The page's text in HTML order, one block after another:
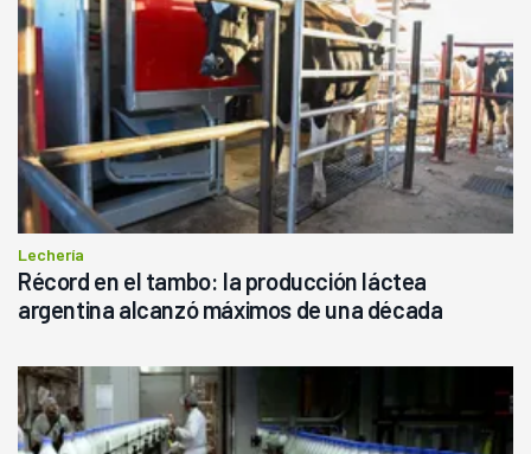
Lechería
Récord en el tambo: la producción láctea
argentina alcanzó máximos de una década